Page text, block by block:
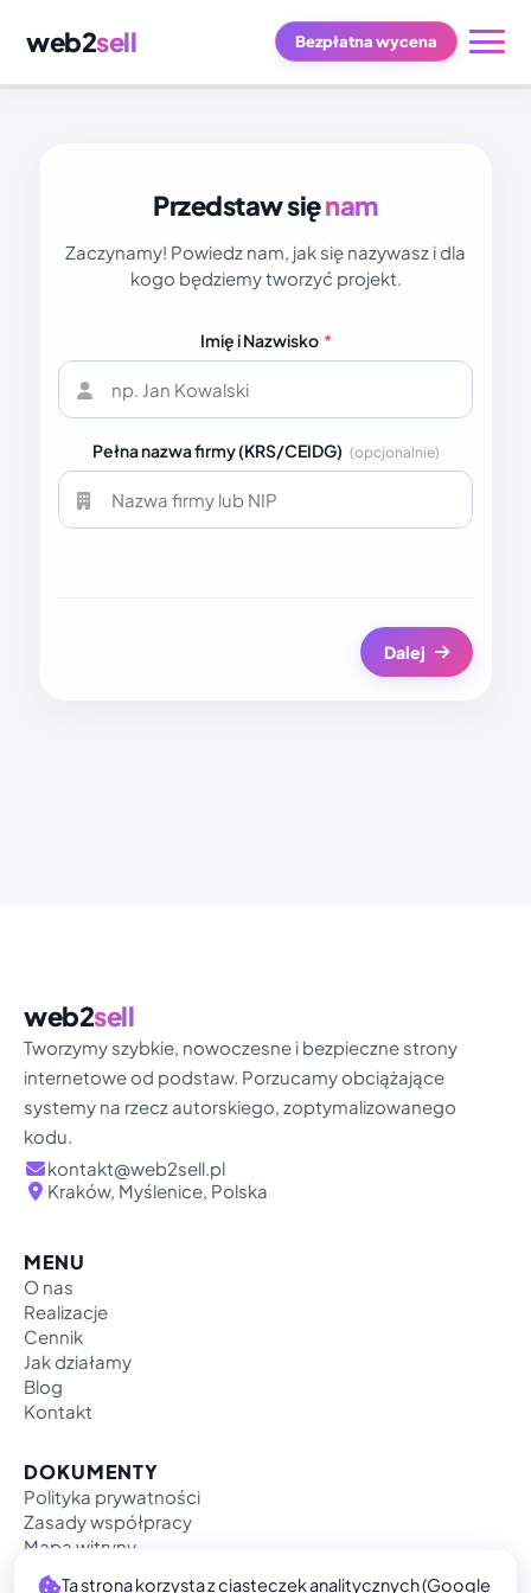
web2sell Bezpłatna wycena
Przedstaw sięnam
Zaczynamy! Powiedz nam, jak się nazywasz i dla
kogo będziemy tworzyć projekt.
Imię i Nazwisko *
Pełna nazwa firmy (KRS/CEIDG) (opcjonalnie)
Dalej
web2sell
Tworzymy szybkie, nowoczesne i bezpieczne strony
internetowe od podstaw. Porzucamy obciążające
systemy na rzecz autorskiego, zoptymalizowanego
kodu.
kontakt@web2sell.pl
Kraków, Myślenice, Polska
MENU
O nas
Realizacje
Cennik
Jak działamy
Blog
Kontakt
DOKUMENTY
Polityka prywatności
Zasady współpracy
Mapa witryny
Ta strona korzysta z ciasteczek analitycznych (Google